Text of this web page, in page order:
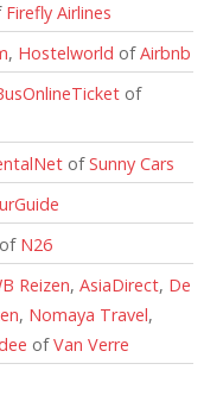
Firefly Airlines
, Hostelworld ofAirbnb
of
ofSunny Cars
of N26
Reizen, AsiaDirect, De
, Nomaya Travel,
ofVan Verre